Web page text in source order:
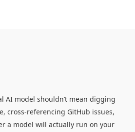
AI model shouldn’t mean digging
cross-referencing GitHub issues,
a model will actually run on your